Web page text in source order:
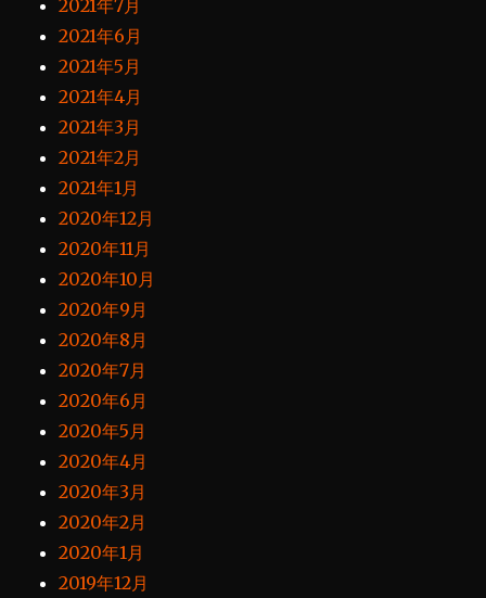
2021年7月
2021年6月
2021年5月
2021年4月
2021年3月
2021年2月
2021年1月
2020年12月
2020年11月
2020年10月
2020年9月
2020年8月
2020年7月
2020年6月
2020年5月
2020年4月
2020年3月
2020年2月
2020年1月
2019年12月